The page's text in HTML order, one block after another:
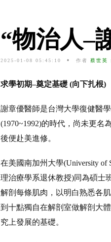
“物治人–
2025-01-08 05:45:10 作者 蔡世英
求學初期–奠定基礎 (向下扎根)
謝章優醫師是台灣大學復健醫
(1970~1992)的時代，尚未更名
後便赴美進修。
在美國南加州大學(University of
理治療學系退休教授)同為碩士
解剖每條肌肉，以明白熟悉各
到十點獨自在解剖室做解剖大
究上發展的基礎。